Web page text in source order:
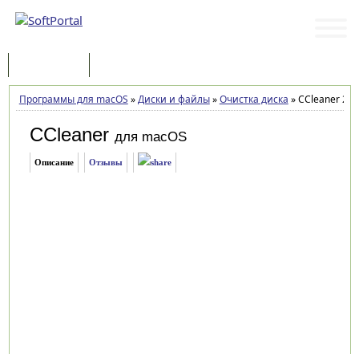
Программы для macOS »Диски и файлы»Очистка диска »CCleaner
CCleaner для macOS
Описание Отзывы